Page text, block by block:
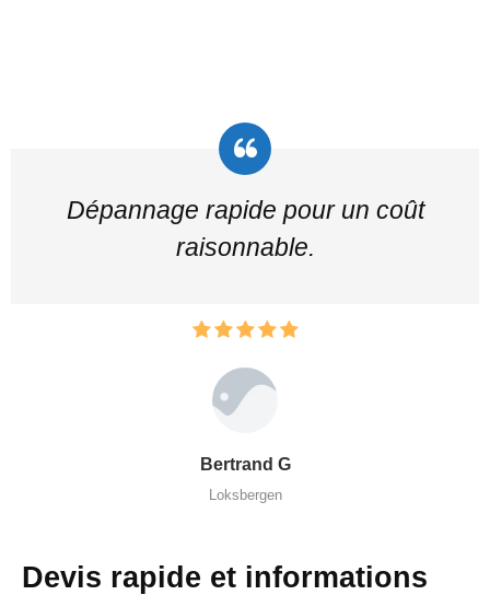
Dépannage rapide pour un coût
raisonnable.
Bertrand G
Loksbergen
Devis rapide et informations